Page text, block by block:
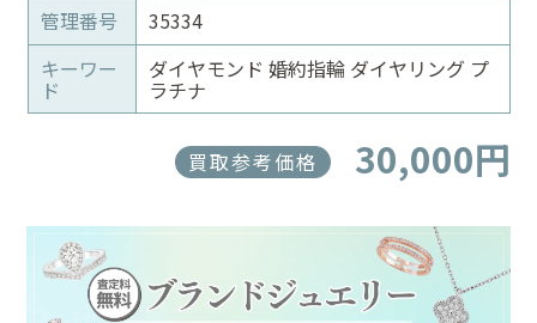
管理番号
35334
キーワー
ド
ダイヤモンド 婚約指輪 ダイヤリング プ
ラチナ
買取参考価格 30,000円